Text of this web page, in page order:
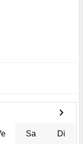
Sa Di